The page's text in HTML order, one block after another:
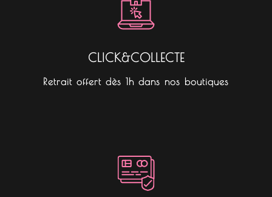
CLICK&COLLECTE
Retrait offert dès 1h dans nos boutiques